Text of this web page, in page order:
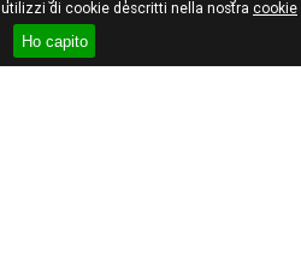
di cookie descritti nella nostra cookie
Ho capito